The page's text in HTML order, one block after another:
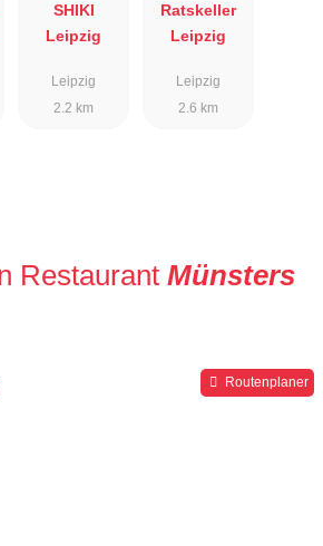
SHIKI
Leipzig
Leipzig
2.2 km
Ratskeller
Leipzig
Leipzig
2.6 km
Restaurant Münsters
Routenplaner